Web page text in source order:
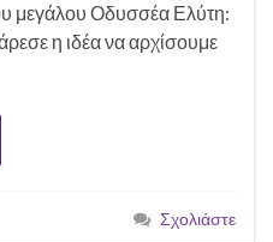
μεγάλου Οδυσσέα Ελύτη:
η ιδέα να αρχίσουμε
Σχολιάστε